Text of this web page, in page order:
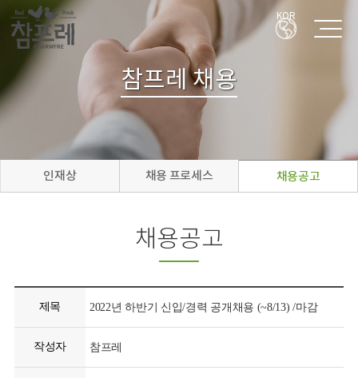
KOR
참프레 채용
인재상 채용 프로세스 채용공고
채용공고
제목 2022년 하반기 신입/경력 공개채용 (~8/13) /마감
작성자 참프레